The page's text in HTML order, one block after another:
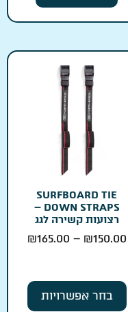
SURFBOARD TIE
DOWN STRAPS –
רצועות קשירה לגג
₪150.00
–
₪165.00
בחר אפשרויות